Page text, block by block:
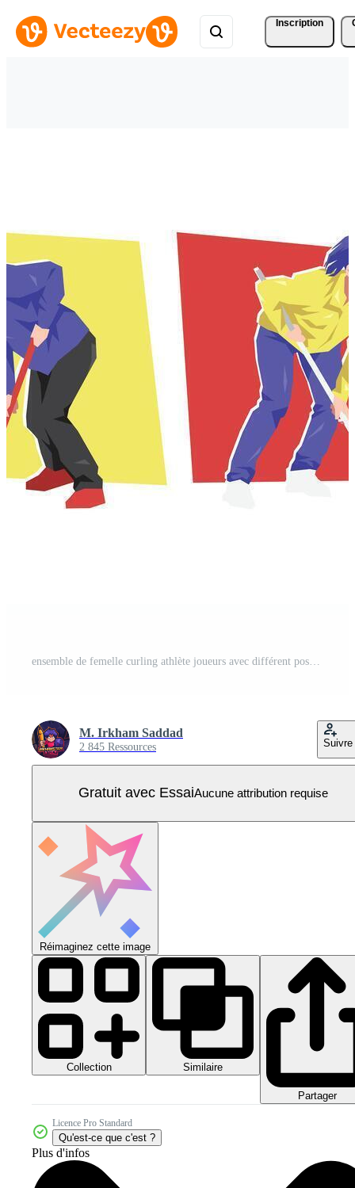
Inscription
M. Irkham Saddad
2 845 Ressources Suivre
Gratuit avec EssaiAucune attribution requise
Réimaginez cette image
Collection Similaire
Partager
Licence Pro Standard
Qu'est-ce que c'est ?
Plus d'infos